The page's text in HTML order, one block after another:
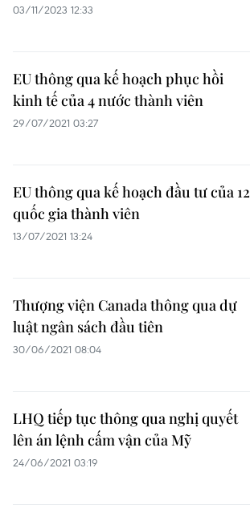
03/11/2023 12:33
EU thông qua kế hoạch phục hồi
kinh tế của 4 nước thành viên
29/07/2021 03:27
EU thông qua kế hoạch đầu tư của 12
quốc gia thành viên
13/07/2021 13:24
Thượng viện Canada thông qua dự
luật ngân sách đầu tiên
30/06/2021 08:04
LHQ tiếp tục thông qua nghị quyết
lên án lệnh cấm vận của Mỹ
24/06/2021 03:19